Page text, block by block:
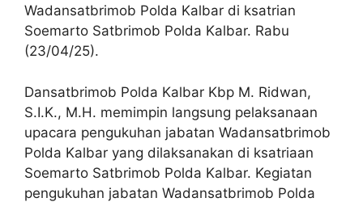
Wadansatbrimob Polda Kalbar di ksatrian
Soemarto Satbrimob Polda Kalbar. Rabu
(23/04/25).
Dansatbrimob Polda Kalbar Kbp M. Ridwan,
S.I.K., M.H. memimpin langsung pelaksanaan
upacara pengukuhan jabatan Wadansatbrimob
Polda Kalbar yang dilaksanakan di ksatriaan
Soemarto Satbrimob Polda Kalbar. Kegiatan
pengukuhan jabatan Wadansatbrimob Polda